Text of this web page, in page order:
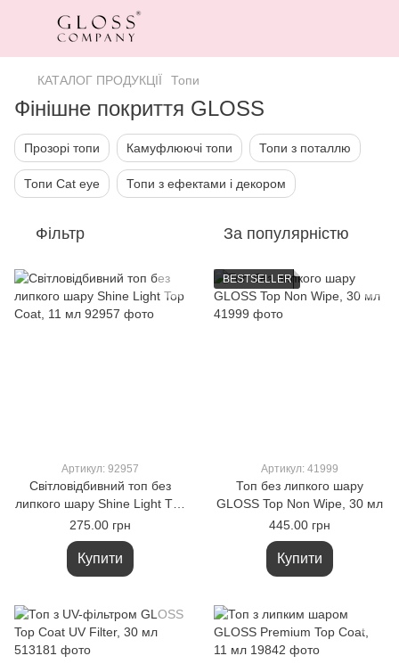
КАТАЛОГ ПРОДУКЦІЇ Топи
Фінішне покриття GLOSS
Прозорі топи Камуфлюючі топи Топи з поталлю
Топи Cat eye Топи з ефектами і декором
Фільтр За популярністю
Артикул: 92957
Світловідбивний топ без
липкого шару Shine Light Top
Coat, 11 мл
275.00 грн
Купити
BESTSELLER
Артикул: 41999
Топ без липкого шару
GLOSS Top Non Wipe, 30 мл
445.00 грн
Купити